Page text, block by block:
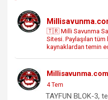
🇹🇷 Milli Savunma
Sitesi. Paylaşılan
kaynaklardan temin
4 Tem
TAYFUN BLOK-3,